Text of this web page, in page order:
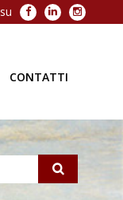
Facebook
LinkedIn
CONTATTI